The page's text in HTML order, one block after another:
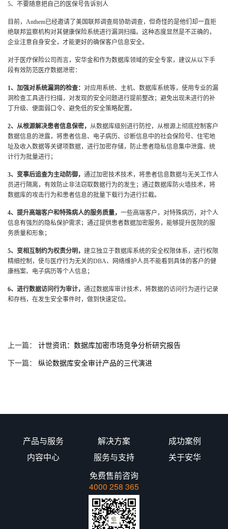
5、不要随意把自己的医保号告诉别人
目前，Anthem已经邀请了美国联邦调查局协助调查，但奇怪的是他们却一直拒
绝联邦监察机构对其健康保险系统进行漏洞扫描。这种态度显然是不正确的，
企业注意自身安全，才能更好的确保客户信息安全。
对于医疗保险公司而言，安华金和作为数据库领域的安全专家，建议从以下手
段有效防范医疗数据泄密：
1、加强对系统漏洞的检查： 对应用系统、主机、数据库系统等，使用专业的漏
洞检查工具进行扫描，对发现的安全问题进行提前整改；避免出现未进行的补
丁升级、便面弱口令、避免低的安全策略配置。
2、从根源解决患者信息保密， 从数据库级别进行防控，从根源上彻底控制客户
数据信息的泄露，将患者信息、电子病历、诊断信息中的社会保险号、住宅地
址及收入数据等关键项数据，进行加密存储，防止患者隐私信息集中泄露、统
计行为批量进行；
3、变事后追查为主动防御， 通过加密技术技术，将患者信息数据与无关工作人
员进行隔离，有效防止非法窃取数据行为的发生；通过数据库防火墙技术，将
数据库的攻击行为和患者信息的批量下载行为进行拦截。
4、提升高端客户和特殊病人的服务质量， 一些高端客户，对特殊病历，对个人
信息有强烈的隐私保护需求；通过提供患者数据加密服务，能够提升医院的服
务质量和形象；
5、变相互制约为权责分明， 建立独立于数据库系统的安全权限体系，进行权限
精细控制，使与医疗行为无关的DBA、网络维护人员不能看到具体的客户的健
康档案、电子病历等个人信息；
6、进行数据访问行为审计， 通过数据库审计技术，将数据的访问行为进行记录
和存档，在发生安全事件时，做到快速定位。
上一篇：
计世资讯：数据库加密市场竞争分析研究报告
下一篇：
纵论数据库安全审计产品的三代演进
产品与服务 解决方案
成功案例
内容中心
服务与支持
关于安华
免费售前咨询
4000 258 365